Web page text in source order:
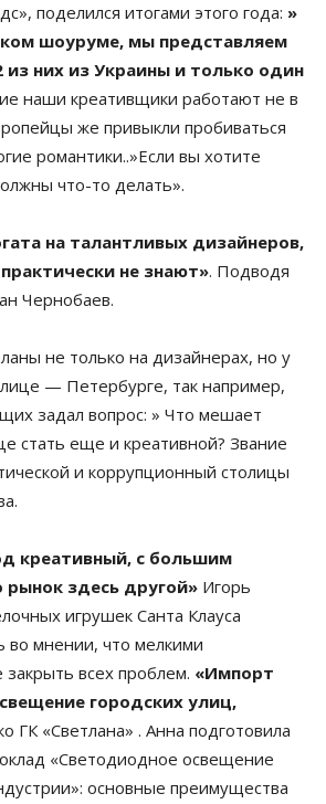
, поделился итогами этого года: »
шоуруме, мы представляем
из них из Украины и только один
наши креативщики работают не в
же привыкли пробиваться
романтики..»Если вы хотите
что-то делать».
на талантливых дизайнеров,
не знают». Подводя
Чернобаев.
не только на дизайнерах, но у
— Петербурге, так например,
задал вопрос: » Что мешает
стать еще и креативной? Звание
и коррупционный столицы
креативный, с большим
рынок здесь другой» Игорь
игрушек Санта Клауса
во мнении, что мелкими
всех проблем. «Импорт
городских улиц,
ГК «Светлана» . Анна подготовила
«Светодиодное освещение
основные преимущества